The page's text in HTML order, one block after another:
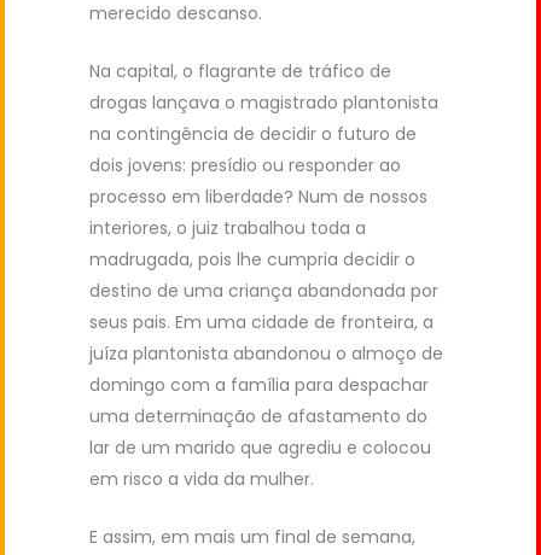
merecido descanso.
Na capital, o flagrante de tráfico de
drogas lançava o magistrado plantonista
na contingência de decidir o futuro de
dois jovens: presídio ou responder ao
processo em liberdade? Num de nossos
interiores, o juiz trabalhou toda a
madrugada, pois lhe cumpria decidir o
destino de uma criança abandonada por
seus pais. Em uma cidade de fronteira, a
juíza plantonista abandonou o almoço de
domingo com a família para despachar
uma determinação de afastamento do
lar de um marido que agrediu e colocou
em risco a vida da mulher.
E assim, em mais um final de semana,